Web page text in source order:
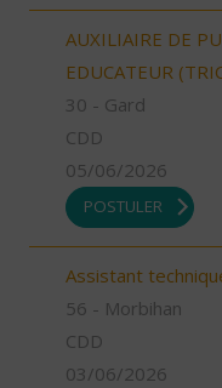
AUXILIAIRE DE
EDUCATEUR
30 - Gard
CDD
05/06/2026
POSTULER
Assistant
56 - Morbihan
CDD
03/06/2026